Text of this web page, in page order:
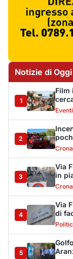
Via
in
4
di
Politica
5
Eventi
6
Cisl:
7
8
La
stop
9